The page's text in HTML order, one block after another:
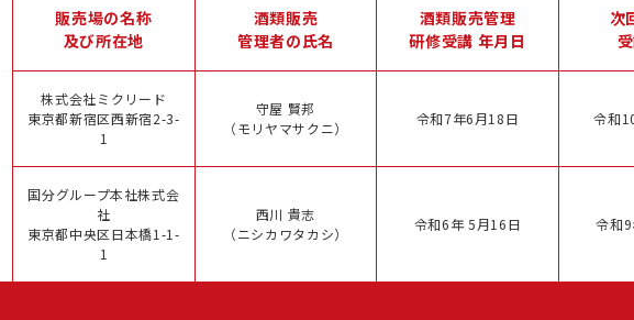
販売場の名称
及び所在地
酒類販売
管理者の氏名
酒類販売管理
研修受講 年月日
次
株式会社ミクリード
東京都新宿区西新宿2-3-
1
守屋 賢邦
（モリヤマサクニ）
令和7年6月18日 令和
国分グループ本社株式会
社
東京都中央区日本橋1-1-
1
西川 貴志
（ニシカワタカシ）
令和6年 5月16日 令和